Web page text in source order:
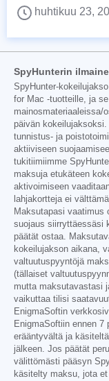
huhtikuu 23,
SpyHunterin
SpyHunter-
for Mac -tuotteille, ja
mainosmateriaaleissa/
päivän
tunnistus- ja
aktiiviseen
tukitiimiimme
maksuja etukäteen
aktivoimiseen
lahjakortteja ei
Maksutapasi vaatimus
suojaus siirryttäessäsi
päätät ostaa.
kokeilujakson aikana,
valtuutuspyyntöjä
(tällaiset
mutta maksutavastasi
vaikuttaa tilisi
EnigmaSoftin
EnigmaSoftiin ennen
erääntyvältä ja
jälkeen. Jos päätät
välittömästi pääsyn
käsitelty maksu, jota